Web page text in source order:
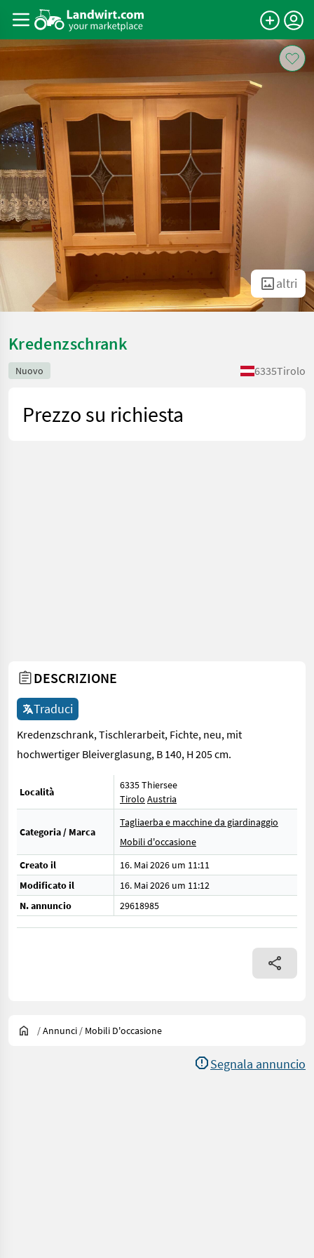
altri
Kredenzschrank
Nuovo 6335Tirolo
Prezzo su richiesta
DESCRIZIONE
Traduci
Kredenzschrank, Tischlerarbeit, Fichte, neu, mit
hochwertiger Bleiverglasung, B 140, H 205 cm.
Località
6335 Thiersee
Tirolo Austria
Categoria / Marca
Tagliaerba e macchine da giardinaggio
Mobili d'occasione
Creato il
16. Mai 2026 um 11:11
Modificato il
16. Mai 2026 um 11:12
N. annuncio
29618985
/Annunci / Mobili D'occasione
Segnala annuncio